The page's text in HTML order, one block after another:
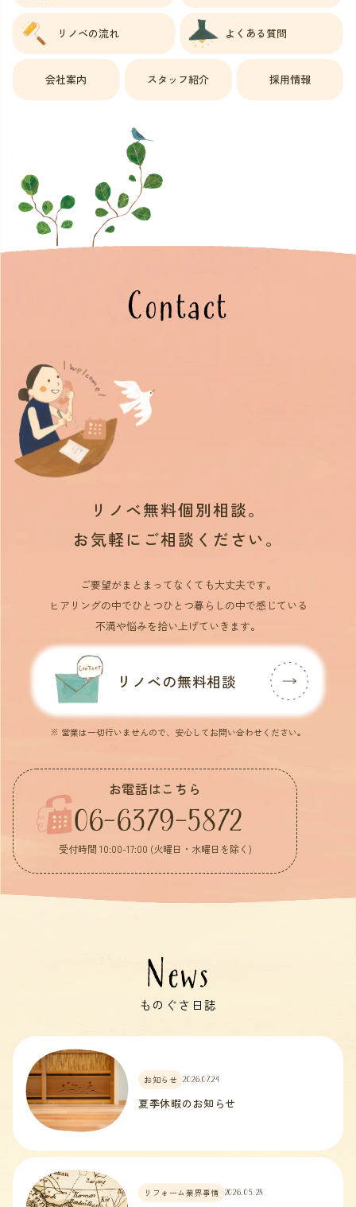
リノベの流れ よくある質問
会社案内 スタッフ紹介 採用情報
Contact
リノベ無料個別相談。
お気軽にご相談ください。
ご要望がまとまってなくても大丈夫です。
ヒアリングの中でひとつひとつ暮らしの中で感じている
不満や悩みを拾い上げていきます。
リノベの無料相談
※ 営業は一切行いませんので、安心してお問い合わせください。
お電話はこちら
06-6379-5872
受付時間 10:00-17:00 (火曜日・水曜日を除く)
News
ものぐさ日誌
お知らせ 2026.07.24
夏季休暇のお知らせ
リフォーム業界事情 2026.05.28